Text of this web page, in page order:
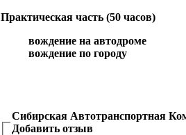
Практическая часть (50 часов)
вождение на автодроме
вождение по городу
Сибирская Автотранспортная
Добавить отзыв